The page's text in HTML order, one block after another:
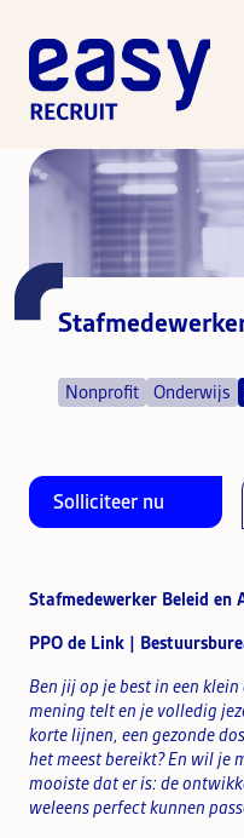
Nonprofit Onderwijs
Solliciteer nu
Stafmedewerker Beleid en
PPO de Link |
Ben jij op je best in een
mening telt en je volledig
korte lijnen, een gezonde
het meest bereikt? En wil je
mooiste dat er is: de
weleens perfect kunnen